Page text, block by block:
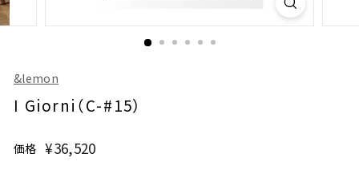
&lemon
I Giorni（C-#15）
価格
通
¥36,520